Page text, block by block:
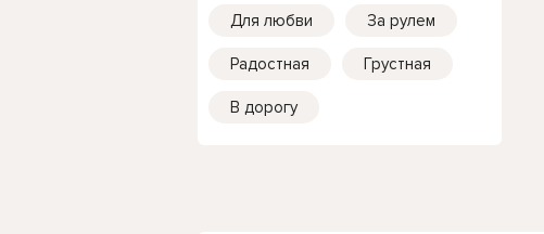
Для любви За рулем
Радостная Грустная
В дорогу